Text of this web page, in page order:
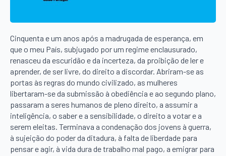
Cinquenta e um anos após a madrugada de esperança, em
que o meu País, subjugado por um regime enclausurado,
renasceu da escuridão e da incerteza, da proibição de ler e
aprender, de ser livre, do direito a discordar. Abriram-se as
portas às regras do mundo civilizado, as mulheres
libertaram-se da submissão à obediência e ao segundo plano,
passaram a seres humanos de pleno direito, a assumir a
inteligência, o saber e a sensibilidade, o direito a votar e a
serem eleitas. Terminava a condenação dos jovens à guerra,
à sujeição do poder da ditadura, à falta de liberdade para
pensar e agir, à vida dura de trabalho mal pago, a emigrar para